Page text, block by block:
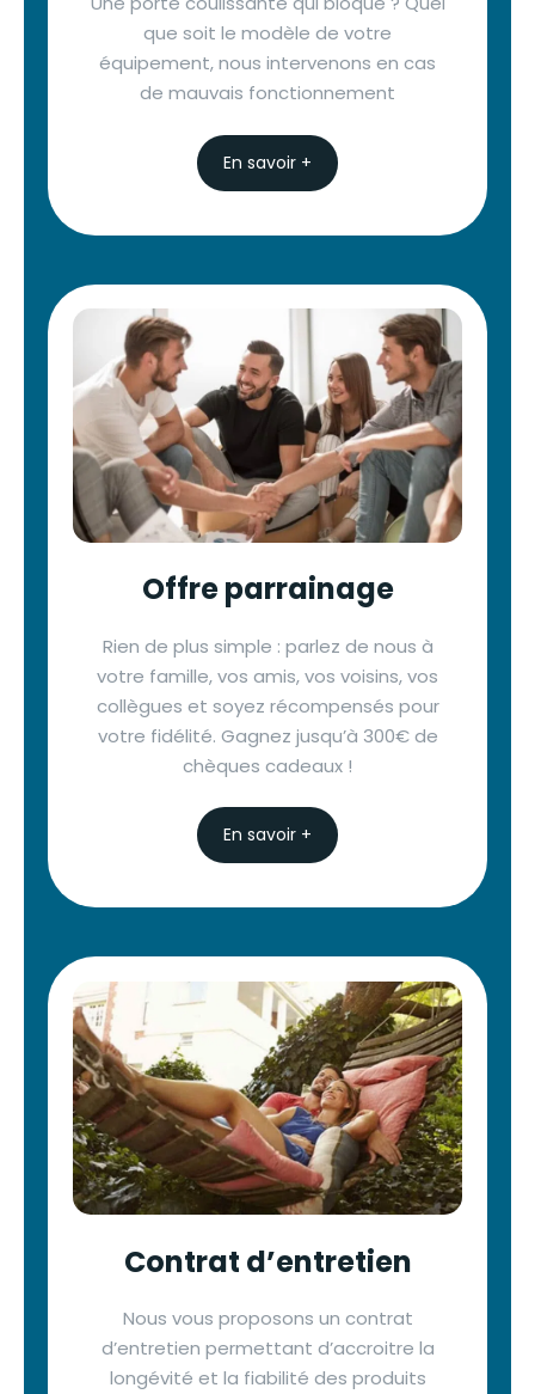
que soit le modèle de votre
équipement, nous intervenons en cas
de mauvais fonctionnement
En savoir +
Offre parrainage
Rien de plus simple : parlez de nous à
votre famille, vos amis, vos voisins, vos
collègues et soyez récompensés pour
votre fidélité. Gagnez jusqu’à 300€ de
chèques cadeaux !
En savoir +
Contrat d’entretien
Nous vous proposons un contrat
d’entretien permettant d’accroitre la
longévité et la fiabilité des produits